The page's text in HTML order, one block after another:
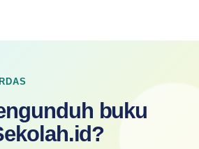
buku